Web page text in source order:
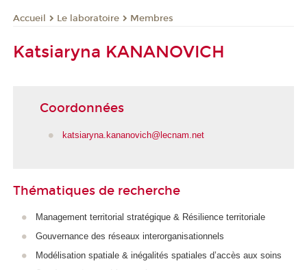
Accueil Le laboratoire Membres
Katsiaryna KANANOVICH
Coordonnées
katsiaryna.kananovich@lecnam.net
Thématiques de recherche
Management territorial stratégique & Résilience territoriale
Gouvernance des réseaux interorganisationnels
Modélisation spatiale & inégalités spatiales d’accès aux soins